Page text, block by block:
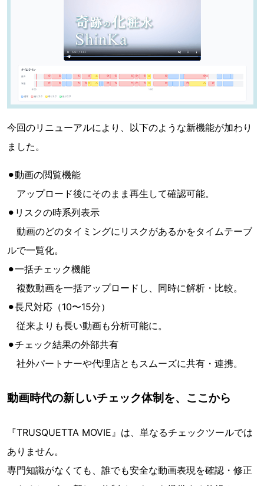
今回のリニューアルにより、以下のような新機能が加わり
ました。
⚫︎動画の閲覧機能
アップロード後にそのまま再生して確認可能。
⚫︎リスクの時系列表示
動画のどのタイミングにリスクがあるかをタイムテーブ
ルで一覧化。
⚫︎一括チェック機能
複数動画を一括アップロードし、同時に解析・比較。
⚫︎長尺対応（10〜15分）
従来よりも長い動画も分析可能に。
⚫︎チェック結果の外部共有
社外パートナーや代理店ともスムーズに共有・連携。
動画時代の新しいチェック体制を、ここから
『TRUSQUETTA MOVIE』は、単なるチェックツールでは
ありません。
専門知識がなくても、誰でも安全な動画表現を確認・修正